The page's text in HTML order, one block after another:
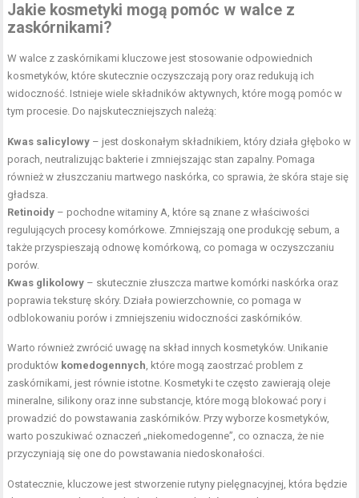
Jakie kosmetyki mogą pomóc w walce z
zaskórnikami?
W walce z zaskórnikami kluczowe jest stosowanie odpowiednich
kosmetyków, które skutecznie oczyszczają pory oraz redukują ich
widoczność. Istnieje wiele składników aktywnych, które mogą pomóc w
tym procesie. Do najskuteczniejszych należą:
Kwas salicylowy – jest doskonałym składnikiem, który działa głęboko w
porach, neutralizując bakterie i zmniejszając stan zapalny. Pomaga
również w złuszczaniu martwego naskórka, co sprawia, że skóra staje się
gładsza.
Retinoidy – pochodne witaminy A, które są znane z właściwości
regulujących procesy komórkowe. Zmniejszają one produkcję sebum, a
także przyspieszają odnowę komórkową, co pomaga w oczyszczaniu
porów.
Kwas glikolowy – skutecznie złuszcza martwe komórki naskórka oraz
poprawia teksturę skóry. Działa powierzchownie, co pomaga w
odblokowaniu porów i zmniejszeniu widoczności zaskórników.
Warto również zwrócić uwagę na skład innych kosmetyków. Unikanie
produktów komedogennych, które mogą zaostrzać problem z
zaskórnikami, jest równie istotne. Kosmetyki te często zawierają oleje
mineralne, silikony oraz inne substancje, które mogą blokować pory i
prowadzić do powstawania zaskórników. Przy wyborze kosmetyków,
warto poszukiwać oznaczeń „niekomedogenne”, co oznacza, że nie
przyczyniają się one do powstawania niedoskonałości.
Ostatecznie, kluczowe jest stworzenie rutyny pielęgnacyjnej, która będzie